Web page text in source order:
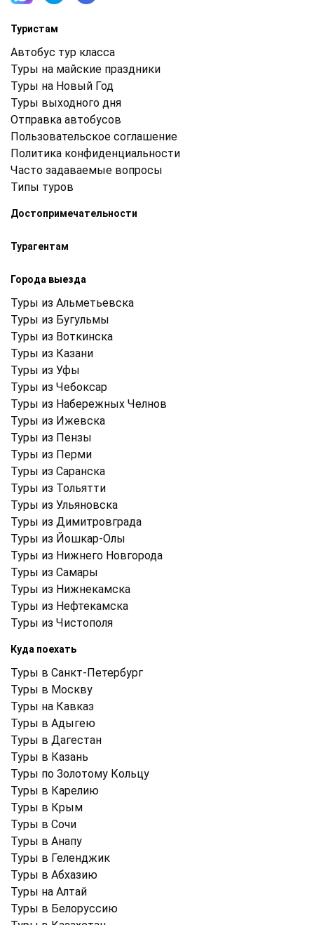
Туристам
Автобус тур класса
Туры на майские праздники
Туры на Новый Год
Туры выходного дня
Отправка автобусов
Пользовательское соглашение
Политика конфиденциальности
Часто задаваемые вопросы
Типы туров
Достопримечательности
Турагентам
Города выезда
Туры из Альметьевска
Туры из Бугульмы
Туры из Воткинска
Туры из Казани
Туры из Уфы
Туры из Чебоксар
Туры из Набережных Челнов
Туры из Ижевска
Туры из Пензы
Туры из Перми
Туры из Саранска
Туры из Тольятти
Туры из Ульяновска
Туры из Димитровграда
Туры из Йошкар-Олы
Туры из Нижнего Новгорода
Туры из Самары
Туры из Нижнекамска
Туры из Нефтекамска
Туры из Чистополя
Куда поехать
Туры в Санкт-Петербург
Туры в Москву
Туры на Кавказ
Туры в Адыгею
Туры в Дагестан
Туры в Казань
Туры по Золотому Кольцу
Туры в Карелию
Туры в Крым
Туры в Cочи
Туры в Анапу
Туры в Геленджик
Туры в Абхазию
Туры на Алтай
Туры в Белоруссию